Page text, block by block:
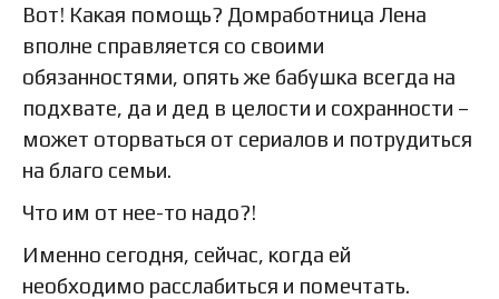
Вот! Какая помощь? Домработница Лена
вполне справляется со своими
обязанностями, опять же бабушка всегда на
подхвате, да и дед в целости и сохранности –
может оторваться от сериалов и потрудиться
на благо семьи.
Что им от нее-то надо?!
Именно сегодня, сейчас, когда ей
необходимо расслабиться и помечтать.